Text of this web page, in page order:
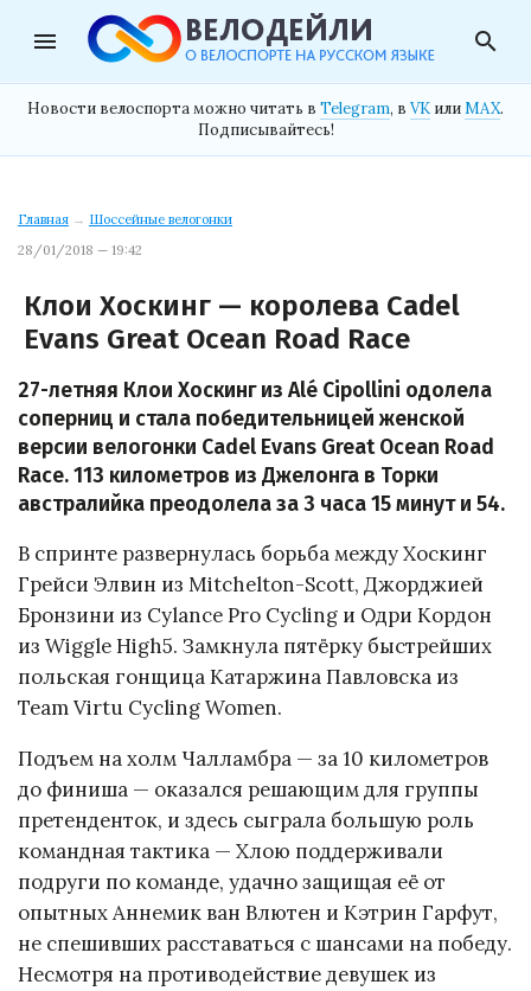
menu search
Новости велоспорта можно читать в Telegram, в VK илиMAX.
Подписывайтесь!
Главная → Шоссейные велогонки
28/01/2018 — 19:42
Клои Хоскинг — королева Cadel
Evans Great Ocean Road Race
27-летняя Клои Хоскинг из Alé Cipollini одолела
соперниц и стала победительницей женской
версии велогонки Cadel Evans Great Ocean Road
Race. 113 километров из Джелонга в Торки
австралийка преодолела за 3 часа 15 минут и 54.
В спринте развернулась борьба между Хоскинг
Грейси Элвин из Mitchelton-Scott, Джорджией
Бронзини из Cylance Pro Cycling и Одри Кордон
из Wiggle High5. Замкнула пятёрку быстрейших
польская гонщица Катаржина Павловска из
Team Virtu Cycling Women.
Подъем на холм Чалламбра — за 10 километров
до финиша — оказался решающим для группы
претенденток, и здесь сыграла большую роль
командная тактика — Хлою поддерживали
подруги по команде, удачно защищая её от
опытных Аннемик ван Влютен и Кэтрин Гарфут,
не спешивших расставаться с шансами на победу.
Несмотря на противодействие девушек из